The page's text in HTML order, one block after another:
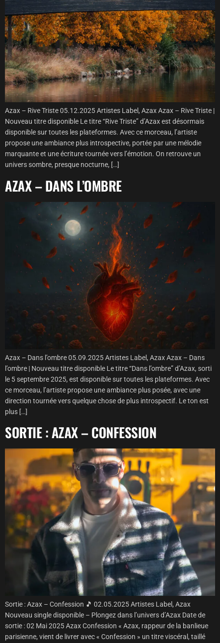
Azax – Rive Triste 05.12.2025 Artistes Label, Azax Azax – Rive Triste |
Nouveau titre disponible Le titre “Rive Triste” d’Azax est désormais
disponible sur toutes les plateformes. Avec ce morceau, l’artiste
propose une ambiance plus introspective, portée par une mélodie
marquante et une écriture tournée vers l’émotion. On retrouve un
univers sombre, presque nocturne, […]
AZAX – DANS L’OMBRE
Azax – Dans l’ombre 05.09.2025 Artistes Label, Azax Azax – Dans
l’ombre | Nouveau titre disponible Le titre “Dans l’ombre” d’Azax, sorti
le 5 septembre 2025, est disponible sur toutes les plateformes. Avec
ce morceau, l’artiste propose une ambiance plus posée, avec une
direction tournée vers quelque chose de plus introspectif. Le ton est
plus […]
SORTIE : AZAX – CONFESSION
Sortie : Azax – Confession 🎵 02.05.2025 Artistes Label, Azax
Nouveau single disponible – Plongez dans l’univers d’Azax Date de
sortie : 02 Mai 2025 Azax Confession « Azax, rappeur de la banlieue
parisienne, vient de livrer avec « Confession » un titre viscéral, taillé